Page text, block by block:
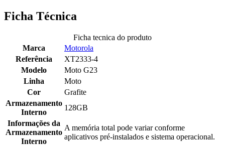
Ficha Técnica
Ficha tecnica do produto
Marca
Motorola
Referência
XT2333-4
Modelo
Moto G23
Linha
Moto
Cor
Grafite
Armazenamento
Interno
128GB
Informações da
Armazenamento
Interno
A memória total pode variar conforme
aplicativos pré-instalados e sistema operacional.